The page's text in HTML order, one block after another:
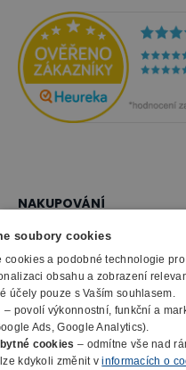
NAKUPOVÁNÍ
Vše o nákupu
Obchodní podmínky
Doprava a montáž
Možnosti platby
Záruka, servis, reklamace
Ochrana osobních údajů
SLUŽBY
Naše katalogy
Reklamační formulář
Výroba kancelářského
Zpracování elektroodpadu
O FIRMĚ
O nás
Kontakty
© 2010 - 2026 B2B Partner
soubory cookies
cookies a podobné technologie
obsahu a zobrazení
účely pouze s Vaším souhlasem.
– povolí výkonnostní, funkční a
Ads, Google Analytics).
cookies – odmítne vše nad
kdykoli změnit vinformacích o